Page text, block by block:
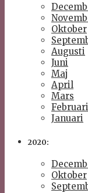
Oktober
Augusti
Juni
Maj
April
Mars
Februari
Januari
2020:
Oktober